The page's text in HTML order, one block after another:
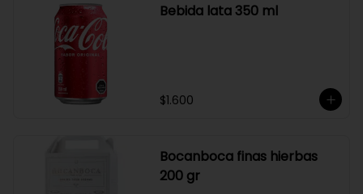
Bebida lata 350 ml
$1.600
Bocanboca finas hierbas
200 gr